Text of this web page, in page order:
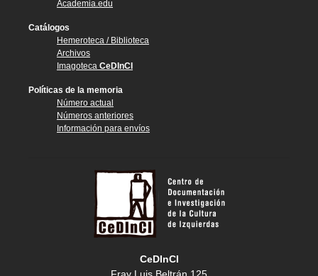
Academia.edu
Catálogos
Hemeroteca / Biblioteca
Archivos
Imagoteca CeDInCI
Políticas de la memoria
Número actual
Números anteriores
Información para envíos
CeDInCI